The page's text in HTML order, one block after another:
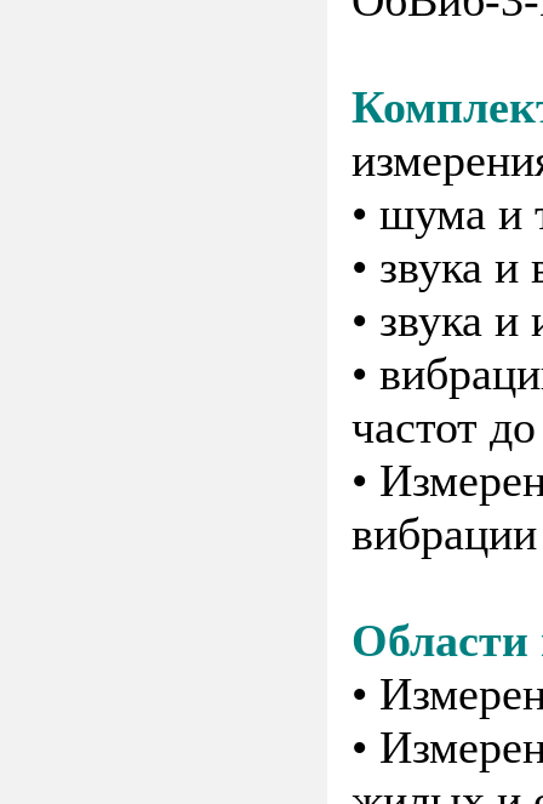
• шума и
• звука и
• звука и
•
частот
•
вибрации
•
•